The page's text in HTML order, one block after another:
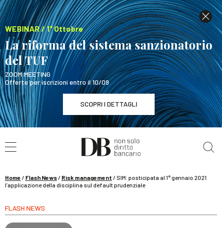
WEBINAR / 1° Ottobre
La riforma del sistema sanzionatorio
del TUF
ZOOM MEETING
Offerte per iscrizioni entro il 10/09
SCOPRI I DETTAGLI
WEBINAR / 1° Ottobre
La riforma del sistema sanzionatorio del TUF
Home / Flash News/ Risk management / SIM: posticipata al 1° gennaio 2021
l’applicazione della disciplina sul default prudenziale
FLASH NEWS